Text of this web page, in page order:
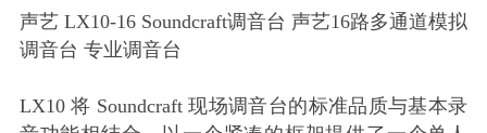
声艺 LX10-16 Soundcraft调音台 声艺16路多通道模拟
调音台 专业调音台
LX10 将 Soundcraft 现场调音台的标准品质与基本录